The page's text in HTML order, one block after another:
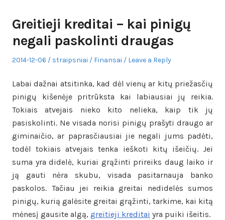
Greitieji kreditai – kai pinigų
negali paskolinti draugas
Posted
2014-12-06 Author
straipsniai
Posted
Finansai Leave a Reply
Labai dažnai atsitinka, kad dėl vienų ar kitų priežasčių
pinigų kišenėje pritrūksta kai labiausiai jų reikia.
Tokiais atvejais nieko kito nelieka, kaip tik jų
pasiskolinti. Ne visada norisi pinigų prašyti draugo ar
giminaičio, ar paprasčiausiai jie negali jums padėti,
todėl tokiais atvejais tenka ieškoti kitų išeičių. Jei
suma yra didelė, kuriai grąžinti prireiks daug laiko ir
ją gauti nėra skubu, visada pasitarnauja banko
paskolos. Tačiau jei reikia greitai nedidelės sumos
pinigų, kurią galėsite greitai grąžinti, tarkime, kai kitą
mėnesį gausite algą, greitieji kreditai yra puiki išeitis.